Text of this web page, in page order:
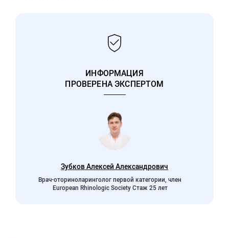
ИНФОРМАЦИЯ
ПРОВЕРЕНА ЭКСПЕРТОМ
Зубков Алексей Александрович
Врач-оториноларинголог первой категории, член
European Rhinologic Society Стаж 25 лет